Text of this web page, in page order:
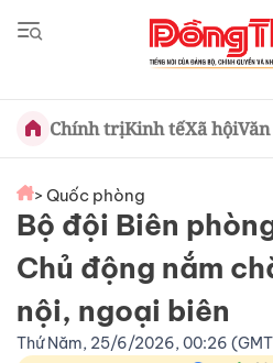
Chính trịKinh tếXã hội
> Quốc phòng
Bộ đội Biên
Chủ động nắm
nội, ngoại biên
Thứ Năm, 25/6/2026, 00:26